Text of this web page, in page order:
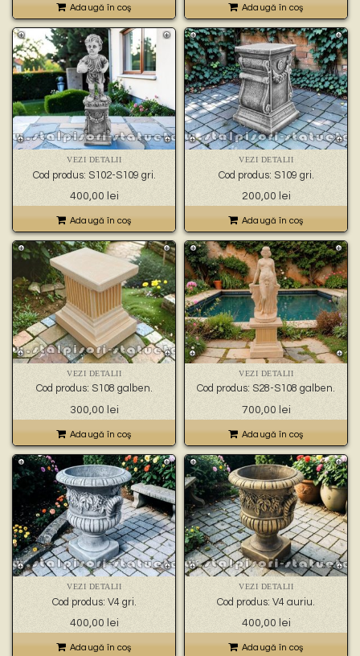
Adaugă în coş Adaugă în coş
VEZI DETALII
Cod produs: S102-S109 gri.
400,00 lei
Adaugă în coş
VEZI DETALII
Cod produs: S109 gri.
200,00 lei
Adaugă în coş
VEZI DETALII
Cod produs: S108 galben.
300,00 lei
Adaugă în coş
VEZI DETALII
Cod produs: S28-S108 galben.
700,00 lei
Adaugă în coş
VEZI DETALII
Cod produs: V4 gri.
400,00 lei
Adaugă în coş
VEZI DETALII
Cod produs: V4 auriu.
400,00 lei
Adaugă în coş